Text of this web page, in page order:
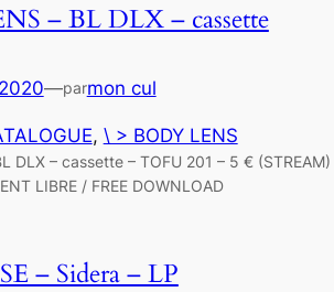
– BL DLX – cassette
—parmon cul
, \ > BODY LENS
DLX – cassette – TOFU 201 – 5 € (STREAM)
LIBRE / FREE DOWNLOAD
– Sidera – LP